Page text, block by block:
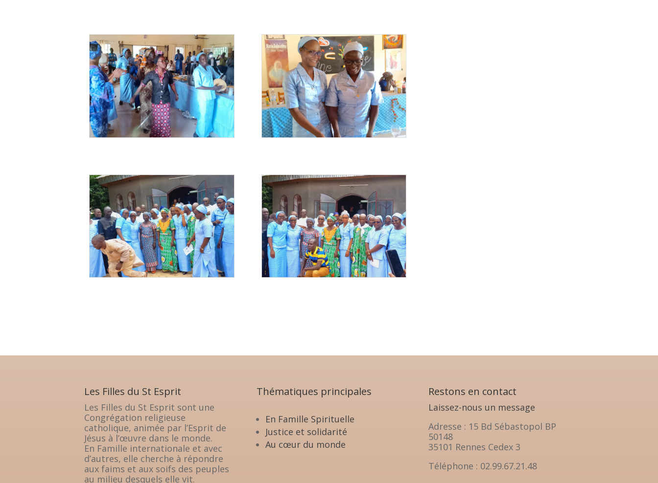
Les Filles du St Esprit
Les Filles du St Esprit sont une
Congrégation religieuse
catholique, animée par l’Esprit de
Jésus à l’œuvre dans le monde.
En Famille internationale et avec
d’autres, elle cherche à répondre
aux faims et aux soifs des peuples
au milieu desquels elle vit.
Thématiques principales
En Famille Spirituelle
Justice et solidarité
Au cœur du monde
Restons en contact
Laissez-nous un message
Adresse : 15 Bd Sébastopol BP
50148
35101 Rennes Cedex 3
Téléphone : 02.99.67.21.48